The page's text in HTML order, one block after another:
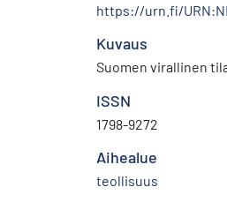
https://urn.fi/
Kuvaus
Suomen virallinen
ISSN
1798-9272
Aihealue
teollisuus